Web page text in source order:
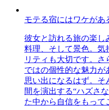
モテる宿にはワケがあ
彼女と訪れる旅の楽
料理、そして景色。気
リティも大切です。
ではの個性的な魅力が
思い出になるはず。そ
間を演出する“ハズさ
た中から自信をもって